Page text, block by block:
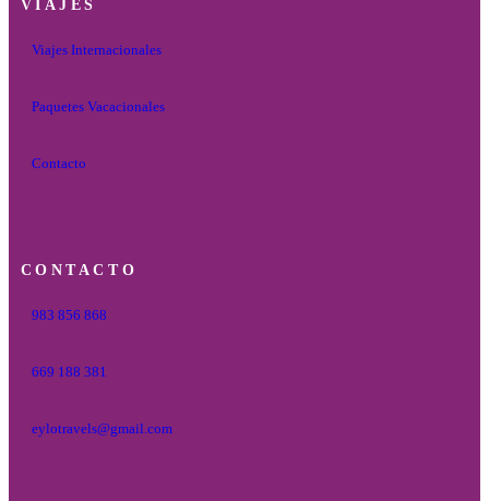
VIAJES
Viajes Internacionales
Paquetes Vacacionales
Contacto
CONTACTO
983 856 868
669 188 381
eylotravels@gmail.com